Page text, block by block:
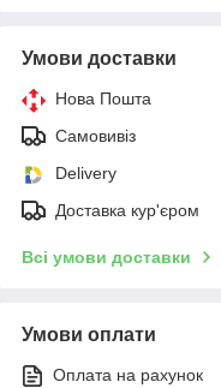
Умови доставки
Нова Пошта
Самовивіз
Delivery
Доставка кур'єром
Всі умови доставки
Умови оплати
Оплата на рахунок